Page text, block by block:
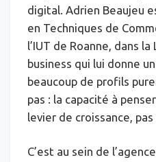
digital. Adrien Beaujeu
en Techniques de
l’IUT de Roanne, dans
business qui lui donne
beaucoup de profils
pas : la capacité à
levier de croissance,
C’est au sein de